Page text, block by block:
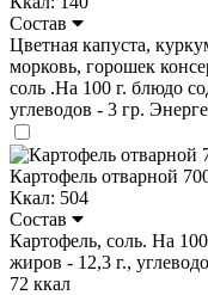
Состав
Цветная капуста,
морковь, горошек
соль .На 100 г. блюдо
углеводов - 3 гр.
Картофель отварной
Ккал: 504
Состав
Картофель, соль. На
жиров - 12,3 г.,
72 ккал